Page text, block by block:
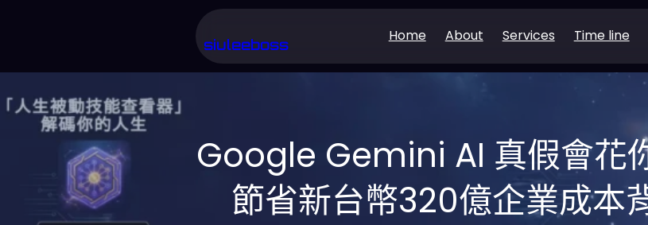
主
要
siuleeboss Home About Services Time line
Google Gemini AI 真假會花
節省新台幣320億企業成本